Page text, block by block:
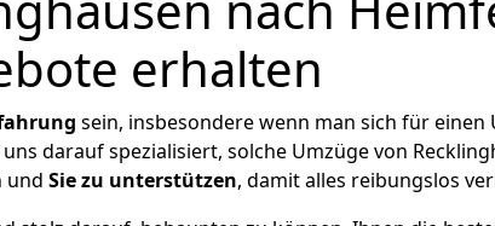
erhalten
sein, insbesondere wenn man sich für einen
darauf spezialisiert, solche Umzüge von
und Sie zu unterstützen, damit alles reibungslos